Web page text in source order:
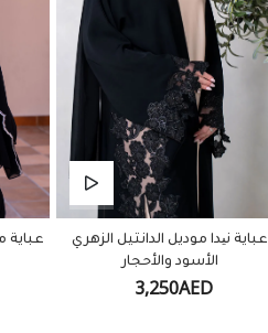
عباية
عباية نیدا موديل الدانتيل الزهري
الأسود والأحجار
3,250AED